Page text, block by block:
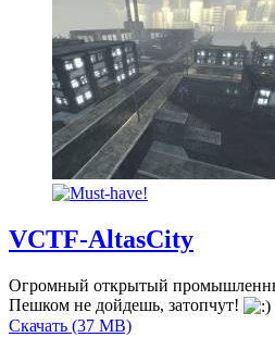
VCTF-AltasCity
Огромный открытый
Пешком не дойдешь, затопчут!
Скачать (37 MB)